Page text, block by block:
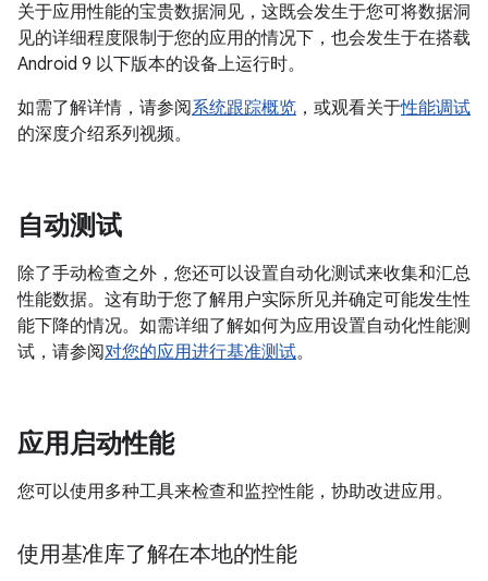
关于应用性能的宝贵数据洞见，这既会发生于您可将数据洞
见的详细程度限制于您的应用的情况下，也会发生于在搭载
Android 9 以下版本的设备上运行时。
如需了解详情，请参阅系统跟踪概览 ，或观看关于性能调试
的深度介绍系列视频。
自动测试
除了手动检查之外，您还可以设置自动化测试来收集和汇总
性能数据。这有助于您了解用户实际所见并确定可能发生性
能下降的情况。如需详细了解如何为应用设置自动化性能测
试，请参阅对您的应用进行基准测试。
应用启动性能
您可以使用多种工具来检查和监控性能，协助改进应用。
使用基准库了解在本地的性能